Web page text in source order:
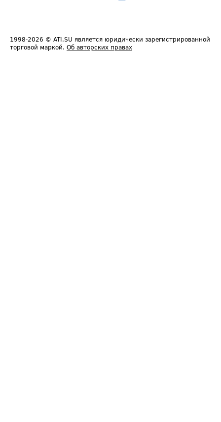
1998-2026 © ATI.SU является юридически зарегистрированной
торговой маркой. Об авторских правах